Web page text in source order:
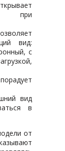
при
вид:
с
вид
в
от